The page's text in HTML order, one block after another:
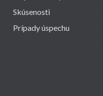
Skúsenosti
Prípady úspechu